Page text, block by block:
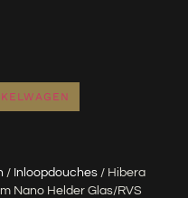
/ Inloopdouches/ Hibera
Nano Helder Glas/RVS